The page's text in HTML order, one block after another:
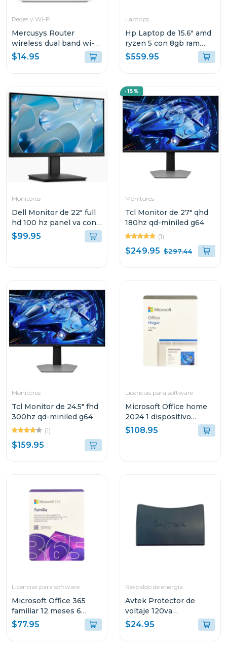
Redes y Wi-Fi
Mercusys Router
wireless dual band wi-fi
ac750
$14.95
Laptops
Hp Laptop de 15.6" amd
ryzen 5 con 8gb ram
512gb ssd 15fc0250
$559.95
Monitores
Dell Monitor de 22" full
hd 100 hz panel va con
hdmi y vga
$99.95
-15%
Monitores
Tcl Monitor de 27" qhd
180hz qd-miniled g64
(1)
$249.95 $297.44
Monitores
Tcl Monitor de 24.5" fhd
300hz qd-miniled g64
(1)
$159.95
Licencias para software
Microsoft Office home
2024 1 dispositivo
pc/mac permanente
$108.95
Licencias para software
Microsoft Office 365
familiar 12 meses 6
dispositivos
$77.95
Respaldo de energía
Avtek Protector de
voltaje 120va
cortacorriente 3 tomas
pte-3t515
$24.95